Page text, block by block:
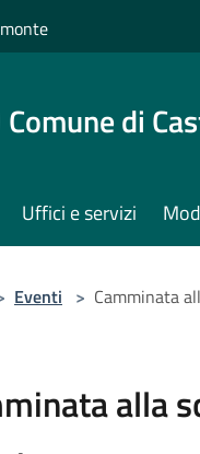
Comune di
Uffici e servizi
Eventi > Camminata
alla